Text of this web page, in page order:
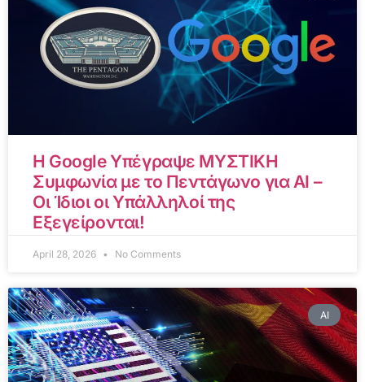
Η Google Υπέγραψε ΜΥΣΤΙΚΗ
Συμφωνία με το Πεντάγωνο για AI –
Οι Ίδιοι οι Υπάλληλοί της
Εξεγείρονται!
April 28, 2026 No Comments
AI